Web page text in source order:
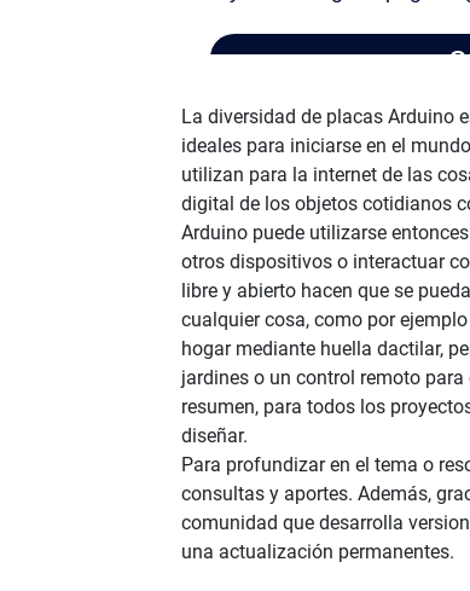
La diversidad de placas Arduino
ideales para iniciarse en el
utilizan para la internet de las
digital de los objetos cotidianos
Arduino puede utilizarse
otros dispositivos o interactuar
libre y abierto hacen que se
cualquier cosa, como por
hogar mediante huella dactilar,
jardines o un control remoto
resumen, para todos los
diseñar.
Para profundizar en el tema o
consultas y aportes. Además,
comunidad que desarrolla
una actualización permanentes.